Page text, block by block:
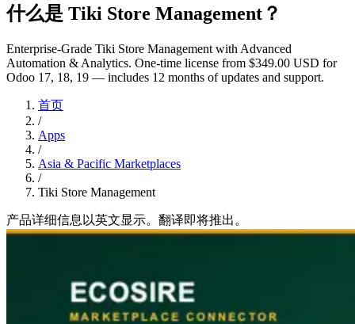
什么是 Tiki Store Management？
Enterprise-Grade Tiki Store Management with Advanced
Automation & Analytics. One-time license from $349.00 USD for
Odoo 17, 18, 19 — includes 12 months of updates and support.
首页
/
Apps
/
Asia & Pacific Marketplaces
/
Tiki Store Management
产品详细信息以英文显示。翻译即将推出。